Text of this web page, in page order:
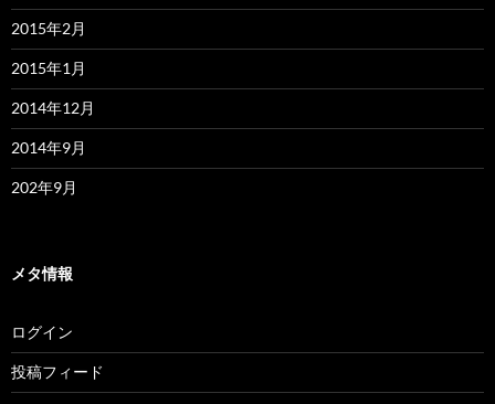
2015年2月
2015年1月
2014年12月
2014年9月
202年9月
メタ情報
ログイン
投稿フィード